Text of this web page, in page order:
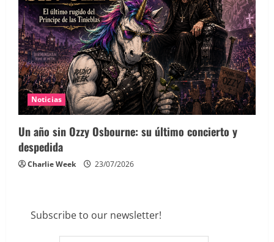
Noticias
Un año sin Ozzy Osbourne: su último concierto y
despedida
Charlie Week 23/07/2026
Subscribe to our newsletter!